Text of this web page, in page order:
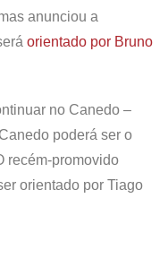
anunciou a
orientado por Bruno
no Canedo –
poderá ser o
recém-promovido
orientado por Tiago